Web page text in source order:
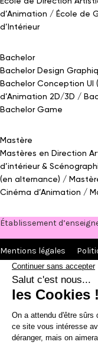
d’Animation
École de
d’Intérieur
Bachelor
Bachelor Design
Bachelor Conception UI
d’Animation 2D/3D
Bachelor Game
Mastère
Mastères en Direction
d’intérieur&
(en alternance)
Cinéma d’Animation
Établissement
Mentions légales
Conditions Générales de
Réalisé par La Jungle
@ecv2026